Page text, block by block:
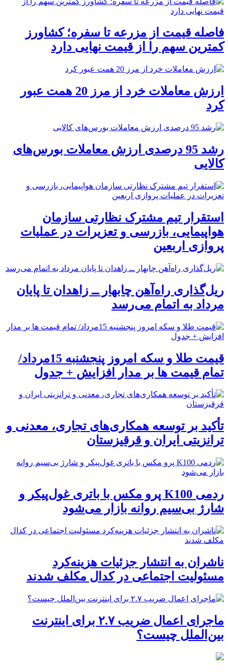
فاصله قیمت از مزرعه تا سفره؛ کشاورز
کمترین سهم را از قیمت نهایی دارد
ارزش معاملات خرد از مرز 20 همت عبور
کرد
رشد 95 درصدی ارزش معاملات بورس‌های
کالایی
استقرار تیم مشترک نظارتی سازمان
هواپیمایی، بازرسی و تعزیرات در عملیات
پروازی اربعین
ریل‌گذاری راه‌آهن چابهار ــ زاهدان تا پایان
مرداد به اتمام می‌رسد
قیمت طلا و سکه امروز پنجشنبه 15مرداد/
تمام قیمت ها بر مدار افزایش + جدول
تأکید بر توسعه همکاری‌های تجاری، معدنی و
ترانزیتی ایران و قرقیزستان
ردمی K100 پرو مکس با باتری غول‌پیکر و
شارژ بی‌سیم روانه بازار می‌شود
ناشران به انتشار جزئیات هزینه‌کرد
مسئولیت اجتماعی در کدال مکلف شدند
ماجرای اعمال ضریب ۲.۷ برای اینترنت
بین‌الملل چیست؟